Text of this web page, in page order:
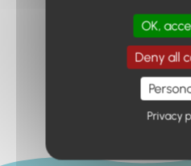
Retour à
OK,
Deny all
Privacy